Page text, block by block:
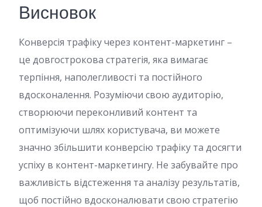
Висновок
Конверсія трафіку через контент-маркетинг –
це довгострокова стратегія, яка вимагає
терпіння, наполегливості та постійного
вдосконалення. Розуміючи свою аудиторію,
створюючи переконливий контент та
оптимізуючи шлях користувача, ви можете
значно збільшити конверсію трафіку та досягти
успіху в контент-маркетингу. Не забувайте про
важливість відстеження та аналізу результатів,
щоб постійно вдосконалювати свою стратегію